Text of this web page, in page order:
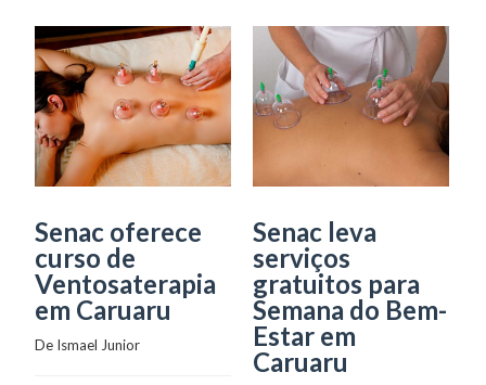
Senac oferece
curso de
Ventosaterapia
em Caruaru
De Ismael Junior
Senac leva
serviços
gratuitos para
Semana do Bem-
Estar em
Caruaru